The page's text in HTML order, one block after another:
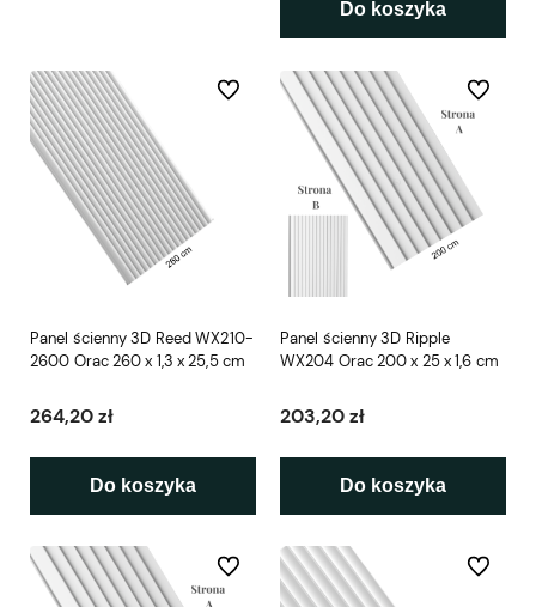
Do koszyka
Panel ścienny 3D Reed WX210-
2600 Orac 260 x 1,3 x 25,5 cm
264,20 zł
Do koszyka
Do ulubionych
Panel ścienny 3D Ripple
WX204 Orac 200 x 25 x 1,6 cm
203,20 zł
Do koszyka
Do
Do ulubionych Do